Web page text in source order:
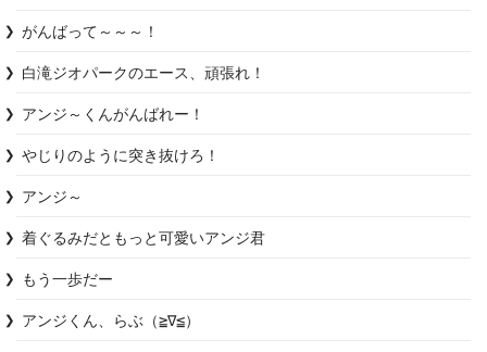
がんばって～～～！
白滝ジオパークのエース、頑張れ！
アンジ～くんがんばれー！
やじりのように突き抜けろ！
アンジ～
着ぐるみだともっと可愛いアンジ君
もう一歩だー
アンジくん、らぶ（≧∇≦）